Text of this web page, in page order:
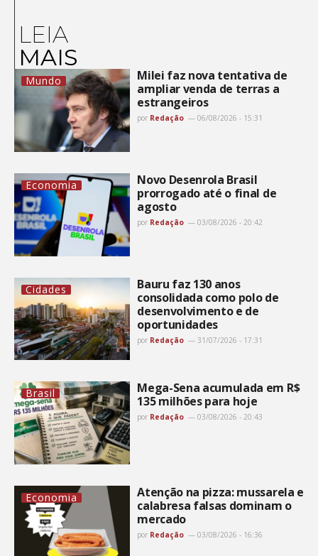
LEIA
MAIS
Mundo
Milei faz nova tentativa de
ampliar venda de terras a
estrangeiros
por Redação 06/08/2026 - 15:31
Economia
Novo Desenrola Brasil
prorrogado até o final de
agosto
por Redação 03/08/2026 - 20:42
Cidades
Bauru faz 130 anos
consolidada como polo de
desenvolvimento e de
oportunidades
por Redação 31/07/2026 - 17:31
Brasil
Mega-Sena acumulada em R$
135 milhões para hoje
por Redação 03/08/2026 - 20:43
Economia
Atenção na pizza: mussarela e
calabresa falsas dominam o
mercado
por Redação 03/08/2026 - 16:36